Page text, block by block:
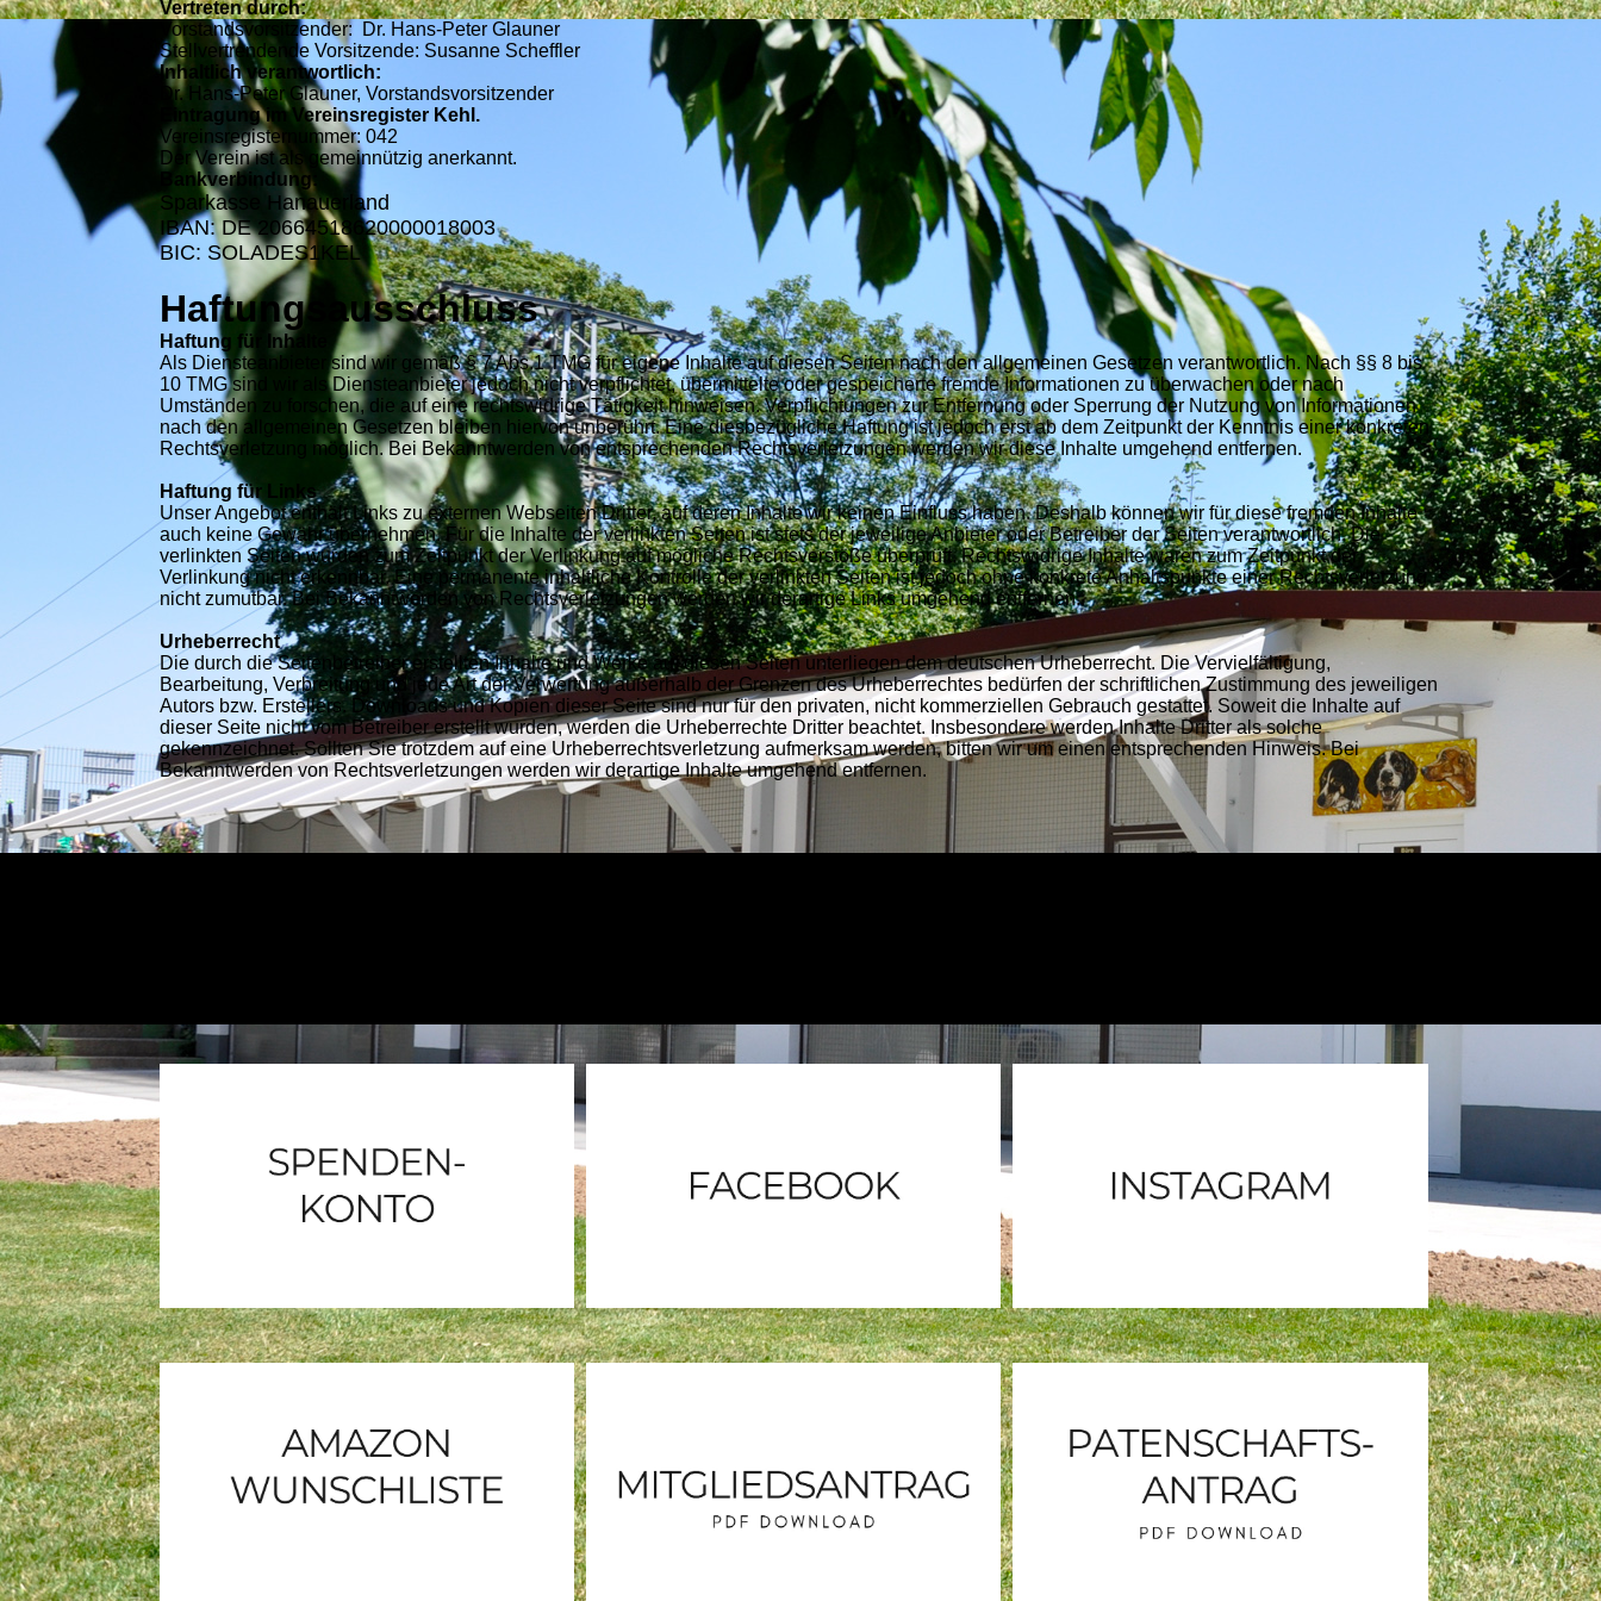
Vertreten durch:
Vorstandsvorsitzender: Dr. Hans-Peter Glauner
Stellvertrendende Vorsitzende: Susanne Scheffler
Inhaltlich verantwortlich:
Dr. Hans-Peter Glauner, Vorstandsvorsitzender
Eintragung im Vereinsregister Kehl.
Vereinsregisternummer: 042
Der Verein ist als gemeinnützig anerkannt.
Bankverbindung:
Sparkasse Hanauerland
IBAN: DE 20664518620000018003
BIC: SOLADES1KEL
Haftungsausschluss
Haftung für Inhalte
Als Diensteanbieter sind wir gemäß § 7 Abs.1 TMG für eigene Inhalte auf diesen Seiten nach den allgemeinen Gesetzen verantwortlich. Nach §§ 8 bis
10 TMG sind wir als Diensteanbieter jedoch nicht verpflichtet, übermittelte oder gespeicherte fremde Informationen zu überwachen oder nach
Umständen zu forschen, die auf eine rechtswidrige Tätigkeit hinweisen. Verpflichtungen zur Entfernung oder Sperrung der Nutzung von Informationen
nach den allgemeinen Gesetzen bleiben hiervon unberührt. Eine diesbezügliche Haftung ist jedoch erst ab dem Zeitpunkt der Kenntnis einer konkreten
Rechtsverletzung möglich. Bei Bekanntwerden von entsprechenden Rechtsverletzungen werden wir diese Inhalte umgehend entfernen.
Haftung für Links
Unser Angebot enthält Links zu externen Webseiten Dritter, auf deren Inhalte wir keinen Einfluss haben. Deshalb können wir für diese fremden Inhalte
auch keine Gewähr übernehmen. Für die Inhalte der verlinkten Seiten ist stets der jeweilige Anbieter oder Betreiber der Seiten verantwortlich. Die
verlinkten Seiten wurden zum Zeitpunkt der Verlinkung auf mögliche Rechtsverstöße überprüft. Rechtswidrige Inhalte waren zum Zeitpunkt der
Verlinkung nicht erkennbar. Eine permanente inhaltliche Kontrolle der verlinkten Seiten ist jedoch ohne konkrete Anhaltspunkte einer Rechtsverletzung
nicht zumutbar. Bei Bekanntwerden von Rechtsverletzungen werden wir derartige Links umgehend entfernen.
Urheberrecht
Die durch die Seitenbetreiber erstellten Inhalte und Werke auf diesen Seiten unterliegen dem deutschen Urheberrecht. Die Vervielfältigung,
Bearbeitung, Verbreitung und jede Art der Verwertung außerhalb der Grenzen des Urheberrechtes bedürfen der schriftlichen Zustimmung des jeweiligen
Autors bzw. Erstellers. Downloads und Kopien dieser Seite sind nur für den privaten, nicht kommerziellen Gebrauch gestattet. Soweit die Inhalte auf
dieser Seite nicht vom Betreiber erstellt wurden, werden die Urheberrechte Dritter beachtet. Insbesondere werden Inhalte Dritter als solche
gekennzeichnet. Sollten Sie trotzdem auf eine Urheberrechtsverletzung aufmerksam werden, bitten wir um einen entsprechenden Hinweis. Bei
Bekanntwerden von Rechtsverletzungen werden wir derartige Inhalte umgehend entfernen.